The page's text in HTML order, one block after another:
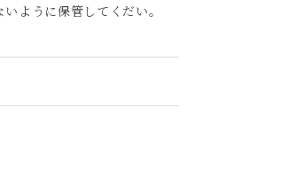
ように保管してくだい。